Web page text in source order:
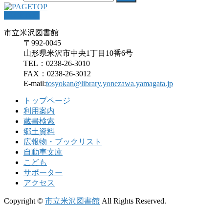
市立米沢図書館
〒992-0045
山形県米沢市中央1丁目10番6号
TEL：0238-26-3010
FAX：0238-26-3012
E-mail:tosyokan@library.yonezawa.yamagata.jp
トップページ
利用案内
蔵書検索
郷土資料
広報物・ブックリスト
自動車文庫
こども
サポーター
アクセス
Copyright © 市立米沢図書館 All Rights Reserved.